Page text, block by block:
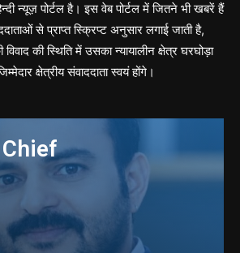
न्यूज़ पोर्टल है। इस वेब पोर्टल में जितने भी खबरें हैं
से प्राप्त स्क्रिप्ट अनुसार लगाई जाती है,
की स्थिति में उसका न्यायालीन क्षेत्र घरघोड़ा
क्षेत्रीय संवाददाता स्वयं होंगे।